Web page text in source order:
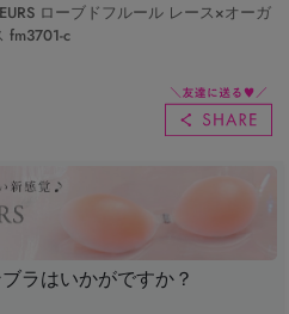
ローブドフルール レース×オーガ
fm3701-c
ラはいかがですか？